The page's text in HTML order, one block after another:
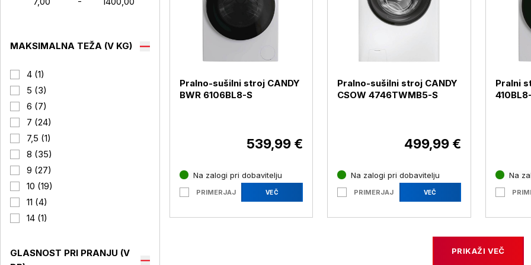
MAKSIMALNA TEŽA (V KG)
4 (1)
5 (3)
6 (7)
7 (24)
7,5 (1)
8 (35)
9 (27)
10 (19)
11 (4)
14 (1)
GLASNOST PRI PRANJU (V
Pralno-sušilni stroj CANDY
BWR 6106BL8-S
539,99 €
Na zalogi pri dobavitelju
PRIMERJAJ VEČ
Pralno-sušilni stroj CANDY
CSOW 4746TWMB5-S
499,99 €
Na zalogi pri dobavitelju
PRIMERJAJ VEČ
Pralni
Na
PRIKAŽI VEČ